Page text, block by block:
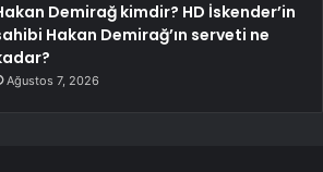
Demirağ kimdir? HD İskender’in
Hakan Demirağ’ın serveti ne
Ağustos 7, 2026